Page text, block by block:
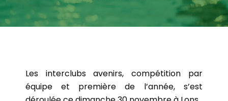
Les interclubs avenirs, compétition par
équipe et première de l’année, s’est